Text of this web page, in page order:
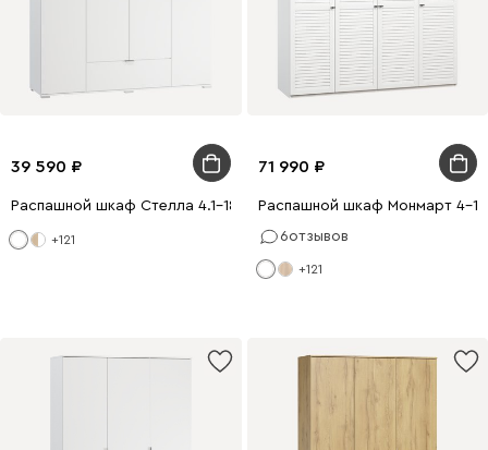
39 590
Распашной шкаф Стелла 4.1-180x200 Белый
+121
71 990
Распашной шкаф Монмарт 4-
6отзывов
+121